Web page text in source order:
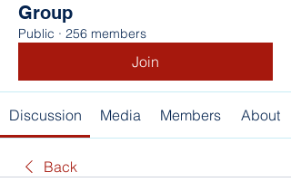
Group
Public · 256 members
Join
Discussion Media Members About
Back